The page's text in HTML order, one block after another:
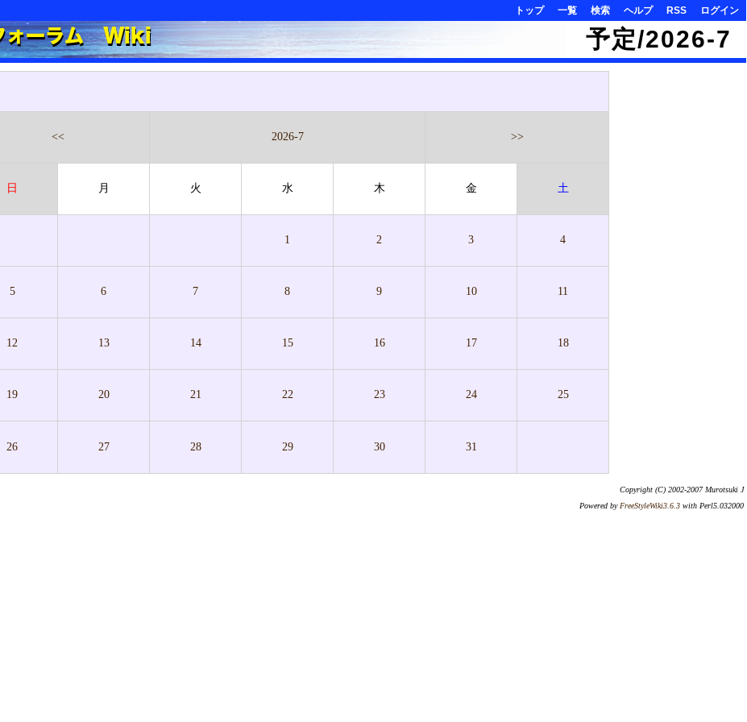
トップ 一覧 検索 ヘルプ RSS ログイン
予定/2026-7
<< 2026-7 >>
日 月 火 水 木 金 土
1 2 3 4
5 6 7 8 9 10 11
12 13 14 15 16 17 18
19 20 21 22 23 24 25
26 27 28 29 30 31
Copyright (C) 2002-2007 Murotsuki J
Powered by FreeStyleWiki3.6.3 with Perl5.032000